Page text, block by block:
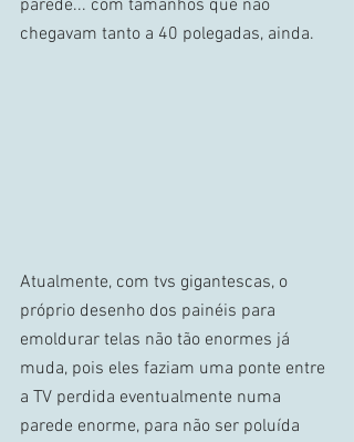
parede... com tamanhos que não
chegavam tanto a 40 polegadas, ainda.
Atualmente, com tvs gigantescas, o
próprio desenho dos painéis para
emoldurar telas não tão enormes já
muda, pois eles faziam uma ponte entre
a TV perdida eventualmente numa
parede enorme, para não ser poluída